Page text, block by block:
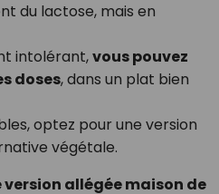
du lactose, mais en
intolérant,vous pouvez
doses, dans un plat bien
optez pour une version
végétale.
version allégée maison de